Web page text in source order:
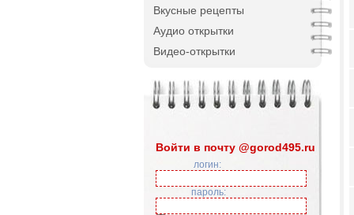
Вкусные рецепты
Аудио открытки
Видео-открытки
Войти в почту @gorod495.ru
логин:
пароль: